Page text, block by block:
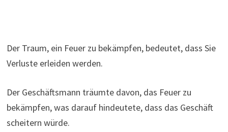
Der Traum, ein Feuer zu bekämpfen, bedeutet, dass Sie
Verluste erleiden werden.
Der Geschäftsmann träumte davon, das Feuer zu
bekämpfen, was darauf hindeutete, dass das Geschäft
scheitern würde.